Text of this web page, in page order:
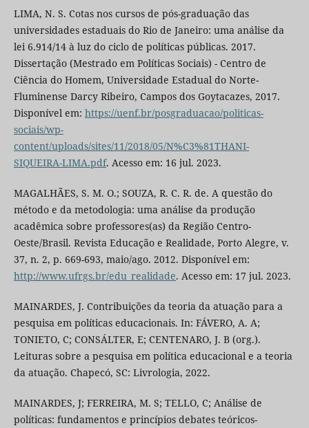
LIMA, N. S. Cotas nos cursos de pós-graduação das
universidades estaduais do Rio de Janeiro: uma análise da
lei 6.914/14 à luz do ciclo de políticas públicas. 2017.
Dissertação (Mestrado em Políticas Sociais) - Centro de
Ciência do Homem, Universidade Estadual do Norte-
Fluminense Darcy Ribeiro, Campos dos Goytacazes, 2017.
Disponível em: https://uenf.br/posgraduacao/politicas-
sociais/wp-
content/uploads/sites/11/2018/05/N%C3%81THANI-
SIQUEIRA-LIMA.pdf. Acesso em: 16 jul. 2023.
MAGALHÃES, S. M. O.; SOUZA, R. C. R. de. A questão do
método e da metodologia: uma análise da produção
acadêmica sobre professores(as) da Região Centro-
Oeste/Brasil. Revista Educação e Realidade, Porto Alegre, v.
37, n. 2, p. 669-693, maio/ago. 2012. Disponível em:
http://www.ufrgs.br/edu_realidade. Acesso em: 17 jul. 2023.
MAINARDES, J. Contribuições da teoria da atuação para a
pesquisa em políticas educacionais. In: FÁVERO, A. A;
TONIETO, C; CONSÁLTER, E; CENTENARO, J. B (org.).
Leituras sobre a pesquisa em política educacional e a teoria
da atuação. Chapecó, SC: Livrologia, 2022.
MAINARDES, J; FERREIRA, M. S; TELLO, C; Análise de
políticas: fundamentos e princípios debates teóricos-